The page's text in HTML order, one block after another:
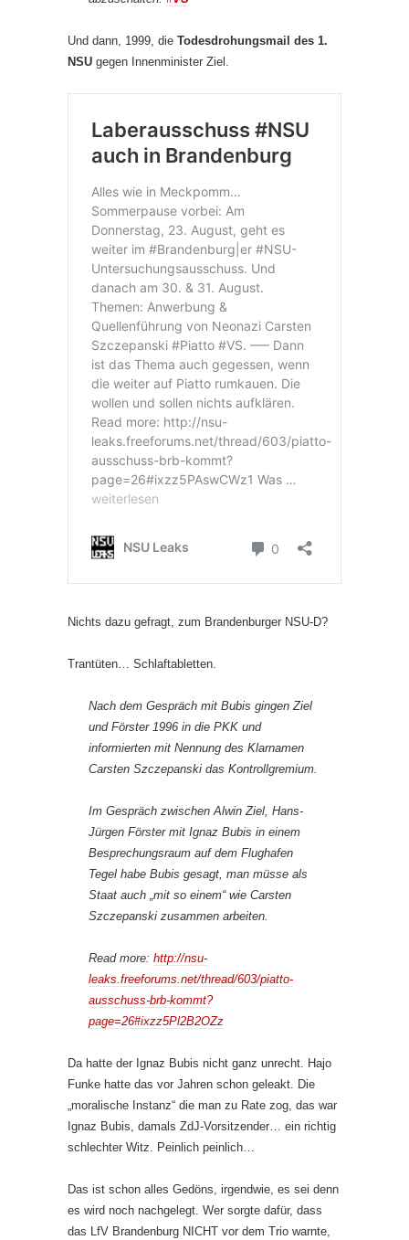
Und dann, 1999, die Todesdrohungsmail des 1.
NSU gegen Innenminister Ziel.
Nichts dazu gefragt, zum Brandenburger NSU-D?
Trantüten… Schlaftabletten.
Nach dem Gespräch mit Bubis gingen Ziel
und Förster 1996 in die PKK und
informierten mit Nennung des Klarnamen
Carsten Szczepanski das Kontrollgremium.
Im Gespräch zwischen Alwin Ziel, Hans-
Jürgen Förster mit Ignaz Bubis in einem
Besprechungsraum auf dem Flughafen
Tegel habe Bubis gesagt, man müsse als
Staat auch „mit so einem“ wie Carsten
Szczepanski zusammen arbeiten.
Read more: http://nsu-
leaks.freeforums.net/thread/603/piatto-
ausschuss-brb-kommt?
page=26#ixzz5Pl2B2OZz
Da hatte der Ignaz Bubis nicht ganz unrecht. Hajo
Funke hatte das vor Jahren schon geleakt. Die
„moralische Instanz“ die man zu Rate zog, das war
Ignaz Bubis, damals ZdJ-Vorsitzender… ein richtig
schlechter Witz. Peinlich peinlich…
Das ist schon alles Gedöns, irgendwie, es sei denn
es wird noch nachgelegt. Wer sorgte dafür, dass
das LfV Brandenburg NICHT vor dem Trio warnte,